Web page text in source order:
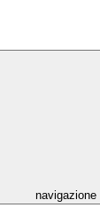
navigazione